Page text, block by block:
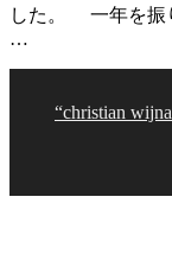
した。 一年を振
…
“christian